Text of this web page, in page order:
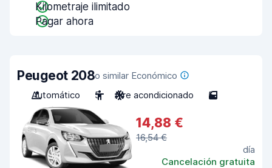
Kilometraje ilimitado
Pagar ahora
Peugeot 208o similar Económico
Automático
5 Aire acondicionado 5
14,88 €
16,54 €
día
Cancelación gratuita